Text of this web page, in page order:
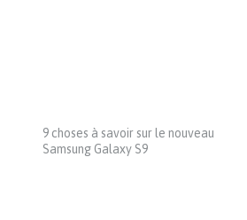
9 choses à savoir sur le nouveau
Samsung Galaxy S9